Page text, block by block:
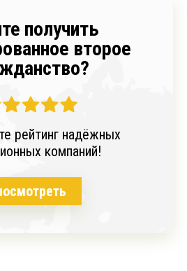
получить
второе
рейтинг надёжных
компаний!